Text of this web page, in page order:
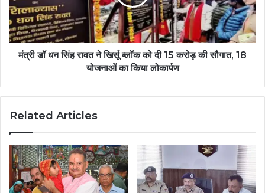
मंत्री डॉ धन सिंह रावत ने खिर्सू ब्लॉक को दी 15 करोड़ की सौगात, 18
योजनाओं का किया लोकार्पण
Related Articles